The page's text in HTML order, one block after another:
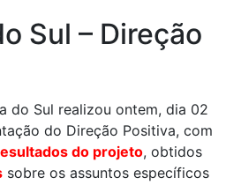
Sul – Direção
do Sul realizou ontem, dia 02
do Direção Positiva, com
do projeto, obtidos
sobre os assuntos específicos